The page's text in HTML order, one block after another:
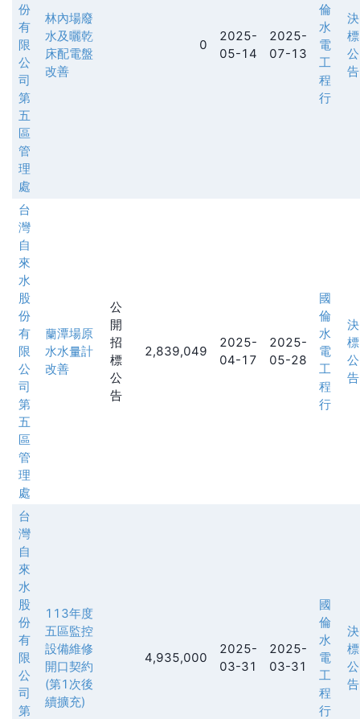
份
有
限
公
司
第
五
區
管
理
處
林內場廢
水及曬乾
床配電盤
改善
0
2025-
05-14
2025-
07-13
倫
水
電
工
程
行
決
標
公
告
台
灣
自
來
水
股
份
有
限
公
司
第
五
區
管
理
處
蘭潭場原
水水量計
改善
公
開
招
標
公
告
2,839,049
2025-
04-17
2025-
05-28
國
倫
水
電
工
程
行
決
標
公
告
台
灣
自
來
水
股
份
有
限
公
司
第
113年度
五區監控
設備維修
開口契約
(第1次後
續擴充)
4,935,000
2025-
03-31
2025-
03-31
國
倫
水
電
工
程
行
決
標
公
告